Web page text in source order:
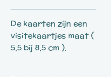
De kaarten zijn een
visitekaartjes maat (
5,5 bij 8,5 cm ).